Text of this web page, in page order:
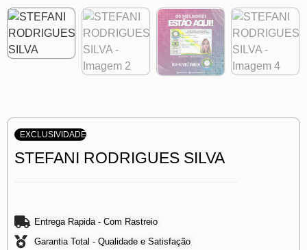
EXCLUSIVIDADE
STEFANI RODRIGUES SILVA
Entrega Rapida - Com Rastreio
Garantia Total - Qualidade e Satisfação